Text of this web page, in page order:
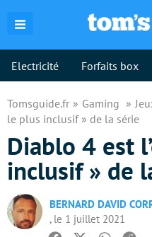
Electricité Forfaits box
Tomsguide.fr Gaming
le plus inclusif » de la série
Diablo 4 est
inclusif » de
BERNARD DAVID
, le 1 juillet 2021